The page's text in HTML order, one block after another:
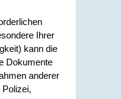
Ihrer
kann die
Dokumente
anderer